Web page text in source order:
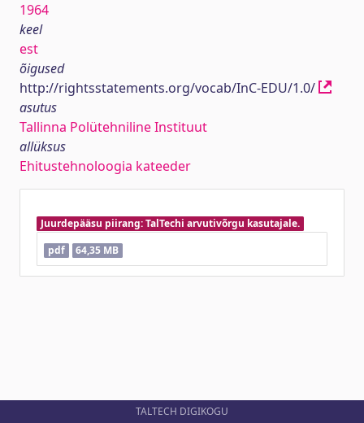
1964
keel
est
õigused
http://rightsstatements.org/vocab/InC-EDU/1.0/
asutus
Tallinna Polütehniline Instituut
allüksus
Ehitustehnoloogia kateeder
Juurdepääsu piirang: TalTechi arvutivõrgu kasutajale.
pdf
64,35 MB
TALTECH DIGIKOGU